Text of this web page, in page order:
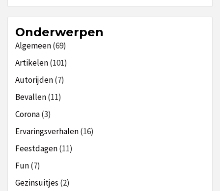
Onderwerpen
Algemeen(69)
Artikelen(101)
Autorijden(7)
Bevallen(11)
Corona(3)
Ervaringsverhalen(16)
Feestdagen(11)
Fun(7)
Gezinsuitjes (2)